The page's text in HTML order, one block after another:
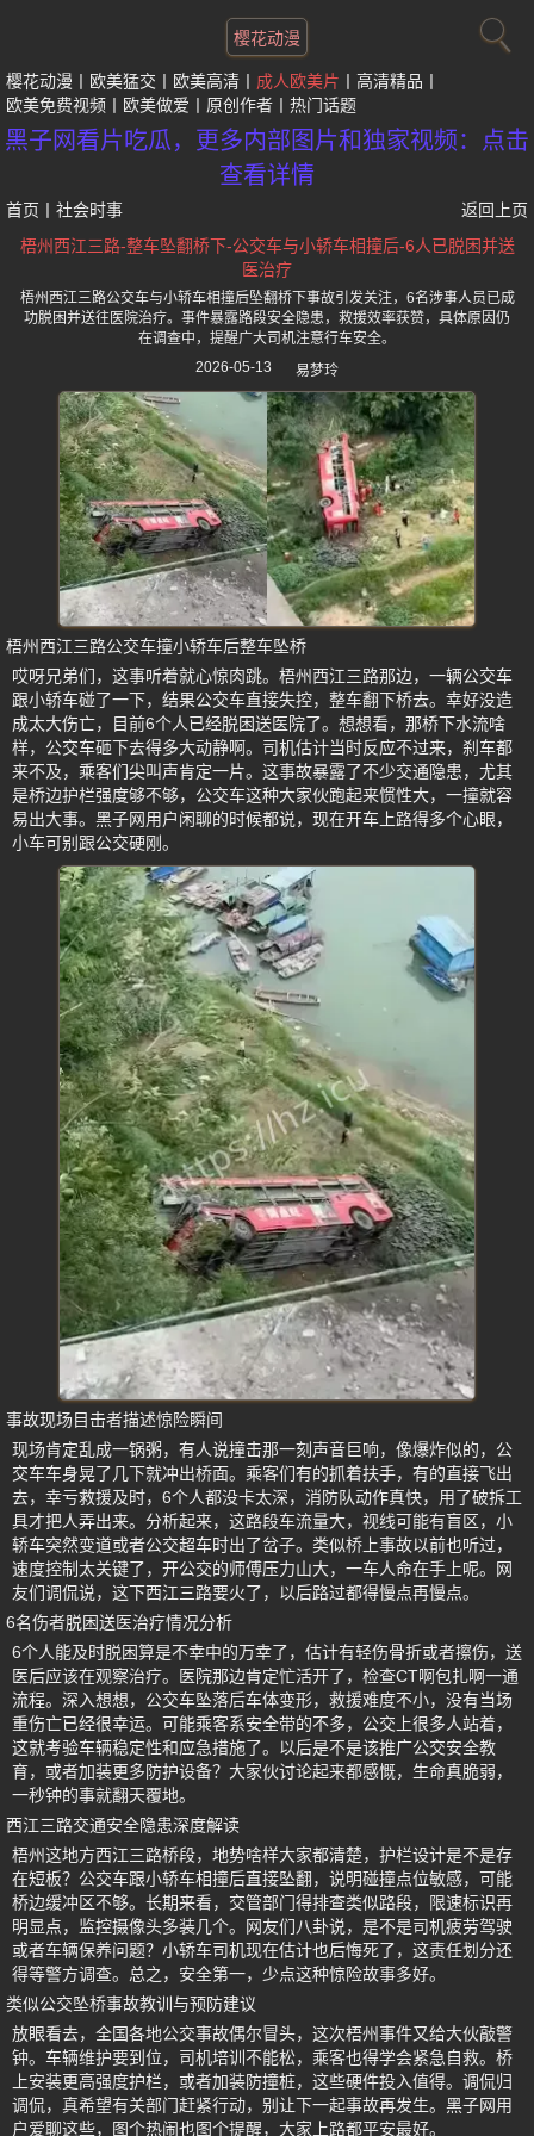
樱花动漫
樱花动漫 欧美猛交 欧美高清 成人欧美片
高清精品
欧美免费视频
欧美做爱 原创作者 热门话题
黑子网看片吃瓜，更多内部图片和独家视频：点击
查看详情
首页 社会时事
返回上页
梧州西江三路-整车坠翻桥下-公交车与小轿车相撞后-6人已脱困并送
医治疗
梧州西江三路公交车与小轿车相撞后坠翻桥下事故引发关注，6名涉事人员已成
功脱困并送往医院治疗。事件暴露路段安全隐患，救援效率获赞，具体原因仍
在调查中，提醒广大司机注意行车安全。
2026-05-13
易梦玲
梧州西江三路公交车撞小轿车后整车坠桥
哎呀兄弟们，这事听着就心惊肉跳。梧州西江三路那边，一辆公交车
跟小轿车碰了一下，结果公交车直接失控，整车翻下桥去。幸好没造
成太大伤亡，目前6个人已经脱困送医院了。想想看，那桥下水流啥
样，公交车砸下去得多大动静啊。司机估计当时反应不过来，刹车都
来不及，乘客们尖叫声肯定一片。这事故暴露了不少交通隐患，尤其
是桥边护栏强度够不够，公交车这种大家伙跑起来惯性大，一撞就容
易出大事。黑子网用户闲聊的时候都说，现在开车上路得多个心眼，
小车可别跟公交硬刚。
事故现场目击者描述惊险瞬间
现场肯定乱成一锅粥，有人说撞击那一刻声音巨响，像爆炸似的，公
交车车身晃了几下就冲出桥面。乘客们有的抓着扶手，有的直接飞出
去，幸亏救援及时，6个人都没卡太深，消防队动作真快，用了破拆工
具才把人弄出来。分析起来，这路段车流量大，视线可能有盲区，小
轿车突然变道或者公交超车时出了岔子。类似桥上事故以前也听过，
速度控制太关键了，开公交的师傅压力山大，一车人命在手上呢。网
友们调侃说，这下西江三路要火了，以后路过都得慢点再慢点。
6名伤者脱困送医治疗情况分析
6个人能及时脱困算是不幸中的万幸了，估计有轻伤骨折或者擦伤，送
医后应该在观察治疗。医院那边肯定忙活开了，检查CT啊包扎啊一通
流程。深入想想，公交车坠落后车体变形，救援难度不小，没有当场
重伤亡已经很幸运。可能乘客系安全带的不多，公交上很多人站着，
这就考验车辆稳定性和应急措施了。以后是不是该推广公交安全教
育，或者加装更多防护设备？大家伙讨论起来都感慨，生命真脆弱，
一秒钟的事就翻天覆地。
西江三路交通安全隐患深度解读
梧州这地方西江三路桥段，地势啥样大家都清楚，护栏设计是不是存
在短板？公交车跟小轿车相撞后直接坠翻，说明碰撞点位敏感，可能
桥边缓冲区不够。长期来看，交管部门得排查类似路段，限速标识再
明显点，监控摄像头多装几个。网友们八卦说，是不是司机疲劳驾驶
或者车辆保养问题？小轿车司机现在估计也后悔死了，这责任划分还
得等警方调查。总之，安全第一，少点这种惊险故事多好。
类似公交坠桥事故教训与预防建议
放眼看去，全国各地公交事故偶尔冒头，这次梧州事件又给大伙敲警
钟。车辆维护要到位，司机培训不能松，乘客也得学会紧急自救。桥
上安装更高强度护栏，或者加装防撞桩，这些硬件投入值得。调侃归
调侃，真希望有关部门赶紧行动，别让下一起事故再发生。黑子网用
户爱聊这些，图个热闹也图个提醒，大家上路都平安最好。